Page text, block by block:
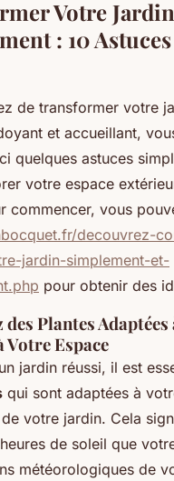
Votre Jardin
: 10
de transformer votre
et accueillant,
quelques astuces
votre espace
commencer, vous
decouvrez-
jardin-simplement-et-
pour obtenir des
des Plantes Adaptées
Votre Espace
jardin réussi, il est
qui sont adaptées à
de votre jardin. Cela
de soleil que
météorologiques de